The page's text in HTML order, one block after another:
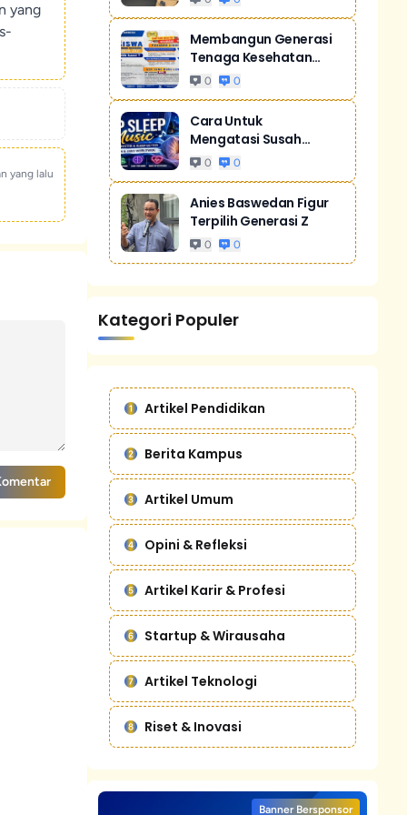
yang
yang lalu
Membangun Generasi
Tenaga Kesehatan
Unggul Dan Men...
0 0
Cara Untuk
Mengatasi Susah
Tidur Akibat Stres
0 0
Anies Baswedan Figur
Terpilih Generasi Z
0 0
Kategori Populer
Artikel Pendidikan
Berita Kampus
Artikel Umum
Opini & Refleksi
Artikel Karir & Profesi
Startup & Wirausaha
Artikel Teknologi
Riset & Inovasi
Banner Bersponsor